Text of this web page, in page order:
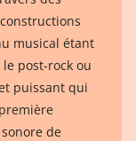
musical étant
post-rock ou
puissant qui
de